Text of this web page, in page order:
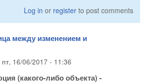
Log in or register to post comments
между изменением и
пт, 16/06/2017 - 11:36
(какого-либо объекта) -